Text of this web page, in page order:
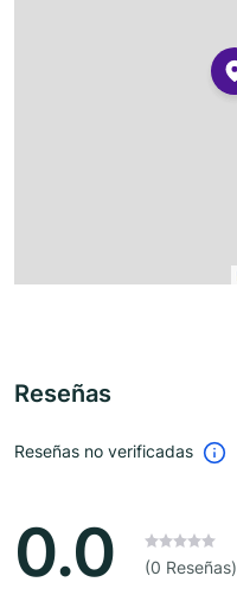
Reseñas
Reseñas no verificadas
0.0 (0 Reseñas)